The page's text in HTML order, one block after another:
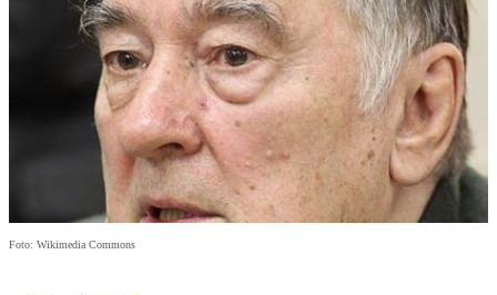
Foto: Wikimedia Commons